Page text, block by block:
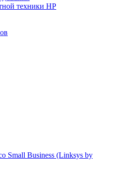
техники HP
Small Business (Linksys by